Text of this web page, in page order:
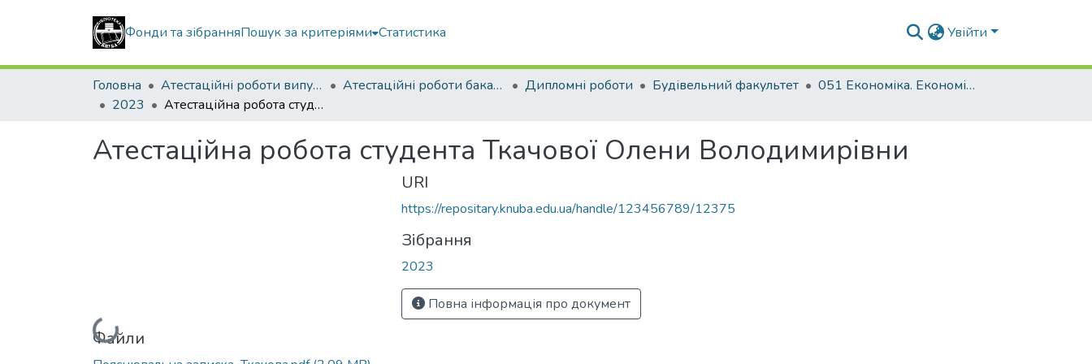
Фонди та зібранняПошук за критеріями Статистика Увійти
Головна Атестаційні роботи випускників Атестаційні роботи бакалаврів Дипломні роботи Будівельний факультет
051 Економіка. Економіка підприємства
2023
Атестаційна робота студента Ткачової Олени Володимирівни
Атестаційна робота студента Ткачової Олени Володимирівни
Вантажиться...
Файли
URI
https://repositary.knuba.edu.ua/handle/123456789/12375
Зібрання
2023
Повна інформація про документ